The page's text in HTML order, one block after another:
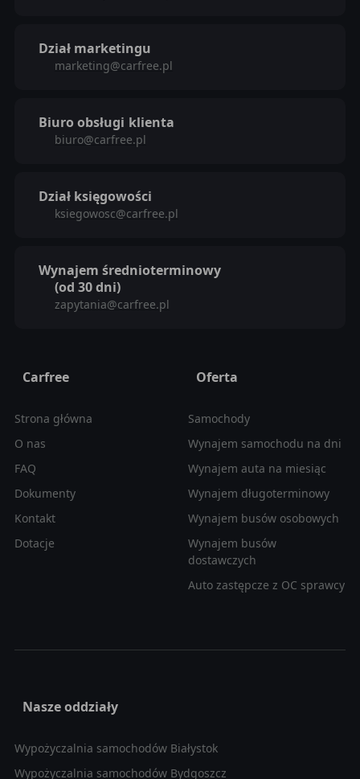
Dział marketingu
marketing@carfree.pl
Biuro obsługi klienta
biuro@carfree.pl
Dział księgowości
ksiegowosc@carfree.pl
Wynajem średnioterminowy
(od 30 dni)
zapytania@carfree.pl
Carfree
Strona główna
O nas
FAQ
Dokumenty
Kontakt
Dotacje
Oferta
Samochody
Wynajem samochodu na dni
Wynajem auta na miesiąc
Wynajem długoterminowy
Wynajem busów osobowych
Wynajem busów
dostawczych
Auto zastępcze z OC sprawcy
Nasze oddziały
Wypożyczalnia samochodów Białystok
Wypożyczalnia samochodów Bydgoszcz